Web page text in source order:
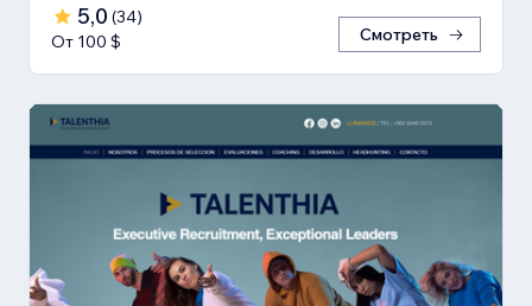
5,0 (34)
От 100 $
Смотреть